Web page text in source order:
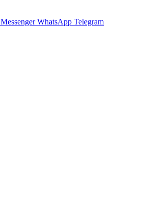
Messenger WhatsApp Telegram